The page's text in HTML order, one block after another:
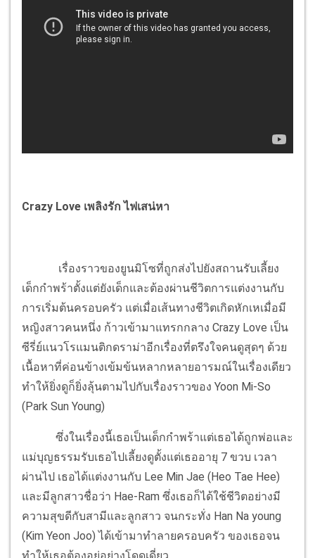
Crazy Love เพลิงรัก ไฟเสน่หา
เรื่องราวของยูนมิโซที่ถูกส่งไปยังสถานรับเลี้ยง
เด็กกำพร้าตั้งแต่ยังเด็กและต้องผ่านชีวิตการแต่งงานกับ
การเริ่มต้นครอบครัว แต่เมื่อเส้นทางชีวิตเกิดหักเหเมื่อมี
หญิงสาวคนหนึ่ง ก้าวเข้ามาแทรกกลาง Crazy Love เป็น
ซีรี่ย์แนวโรแมนติกดราม่าอีกเรื่องที่ตรึงใจคนดูสุดๆ ด้วย
เนื้อหาที่ค่อนข้างเข้มข้นหลากหลายอารมณ์ในเรื่องเดียว
ทำให้ยิ่งดูก็ยิ่งลุ้นตามไปกับเรื่องราวของ Yoon Mi-So
(Park Sun Young)
ซึ่งในเรื่องนี้เธอเป็นเด็กกำพร้าแต่เธอได้ถูกพ่อและ
แม่บุญธรรมรับเธอไปเลี้ยงดูตั้งแต่เธออายุ 7 ขวบ เวลา
ผ่านไป เธอได้แต่งงานกับ Lee Min Jae (Heo Tae Hee)
และมีลูกสาวชื่อว่า Hae-Ram ซึ่งเธอก็ได้ใช้ชีวิตอย่างมี
ความสุขดีกับสามีและลูกสาว จนกระทั่ง Han Na young
(Kim Yeon Joo) ได้เข้ามาทำลายครอบครัว ของเธอจน